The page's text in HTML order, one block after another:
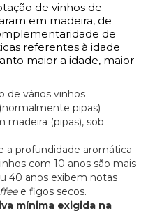
de vinhos de
em madeira, de
de
referentes à idade
maior a idade, maior
de vários vinhos
pipas)
madeira (pipas), sob
a profundidade aromática
com 10 anos são mais
40 anos exibem notas
e figos secos.
mínima exigida na